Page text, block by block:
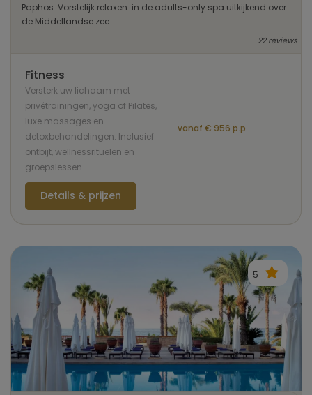
Paphos. Vorstelijk relaxen: in de adults-only spa uitkijkend over
de Middellandse zee.
22 reviews
Fitness
Versterk uw lichaam met
privétrainingen, yoga of Pilates,
luxe massages en
detoxbehandelingen. Inclusief
ontbijt, wellnessrituelen en
groepslessen
vanaf € 956 p.p.
Details & prijzen
5